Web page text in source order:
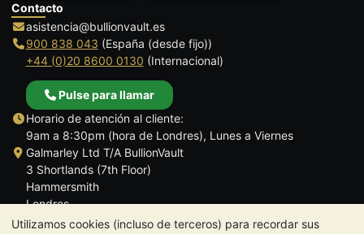
Utilizamos cookies (incluso de terceros) para recordar sus
Contacto
asistencia@bullionvault.es
900 838 043 (España (desde fijo))
+44 (0)20 8600 0130 (Internacional)
Pulse para llamar
Horario de atención al cliente:
9am a 8:30pm (hora de Londres), Lunes a Viernes
Galmarley Ltd T/A BullionVault
3 Shortlands (7th Floor)
Hammersmith
Londres
W6 8DA